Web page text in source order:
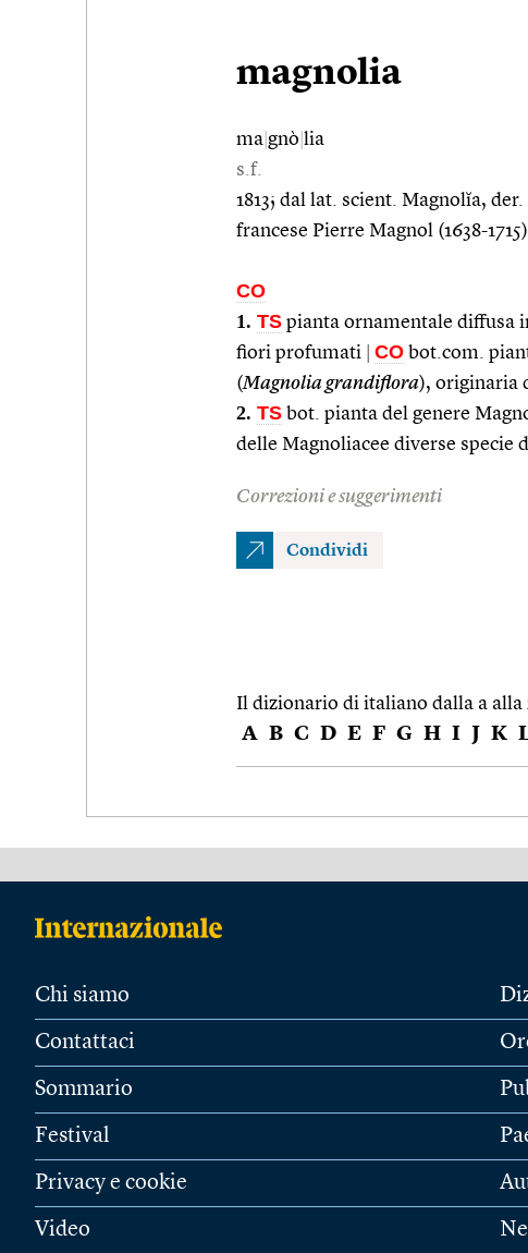
magnolia
ma gnò lia
s.f.
1813; dal lat. scient. Magnolĭa,
francese Pierre Magnol (1638-
CO
1. TS pianta ornamentale diffusa
fiori profumati
CO bot.com.
(Magnolia grandiflora), originaria
2. TS bot. pianta del genere
delle Magnoliacee diverse specie
Correzioni e suggerimenti
Condividi
Il dizionario di italiano dalla a alla
A B C D E F G H I J K
Chi siamo
Contattaci
Sommario
Festival
Privacy e cookie
Video